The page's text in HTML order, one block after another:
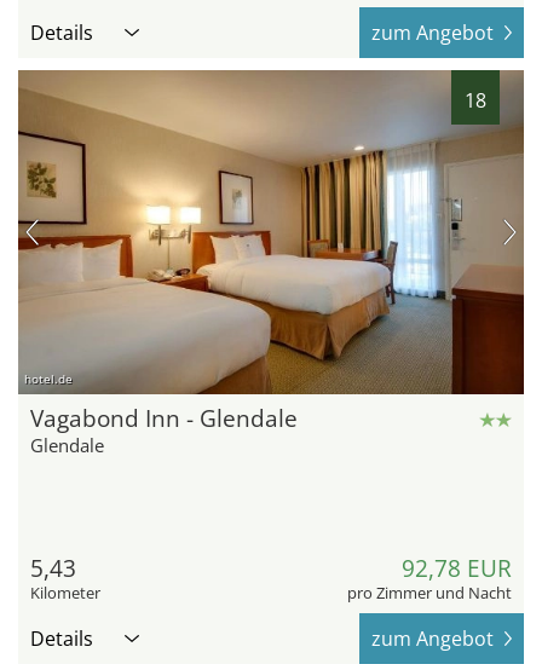
Details zum Angebot
18
hotel.de
Vagabond Inn - Glendale
Glendale
5,43
Kilometer
92,78 EUR
pro Zimmer und Nacht
Details zum Angebot